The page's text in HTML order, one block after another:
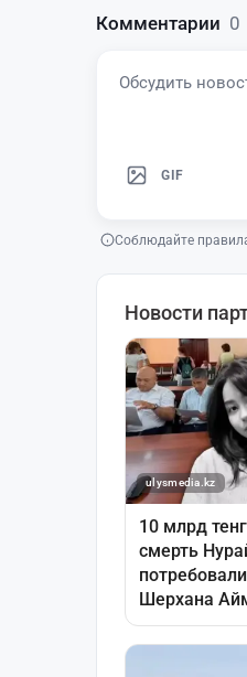
Комментарии 0
GIF
Соблюдайте